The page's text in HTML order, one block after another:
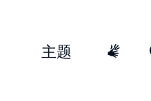
Top
Menu
主题